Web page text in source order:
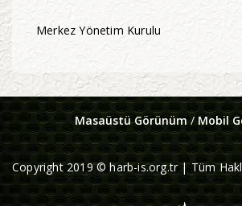
Merkez Yönetim Kurulu
Masaüstü Görünüm/ Mobil
Copyright 2019 © harb-is.org.tr | Tüm